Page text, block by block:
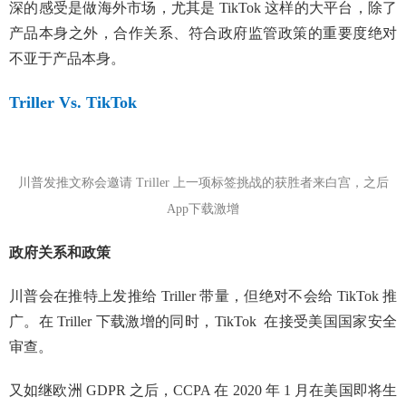
深的感受是做海外市场，尤其是 TikTok 这样的大平台，除了
产品本身之外，合作关系、符合政府监管政策的重要度绝对
不亚于产品本身。
Triller Vs. TikTok
川普发推文称会邀请 Triller 上一项标签挑战的获胜者来白宫，之后
App下载激增
政府关系和政策
川普会在推特上发推给 Triller 带量，但绝对不会给 TikTok 推
广。在 Triller 下载激增的同时，TikTok 在接受美国国家安全
审查。
又如继欧洲 GDPR 之后，CCPA 在 2020 年 1 月在美国即将生